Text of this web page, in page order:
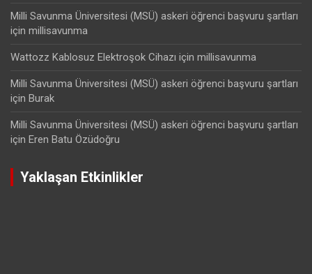
Milli Savunma Üniversitesi (MSÜ) askeri öğrenci başvuru şartları
için millisavunma
Wattozz Kablosuz Elektroşok Cihazı için millisavunma
Milli Savunma Üniversitesi (MSÜ) askeri öğrenci başvuru şartları
için Burak
Milli Savunma Üniversitesi (MSÜ) askeri öğrenci başvuru şartları
için Eren Batu Özüdoğru
Yaklaşan Etkinlikler